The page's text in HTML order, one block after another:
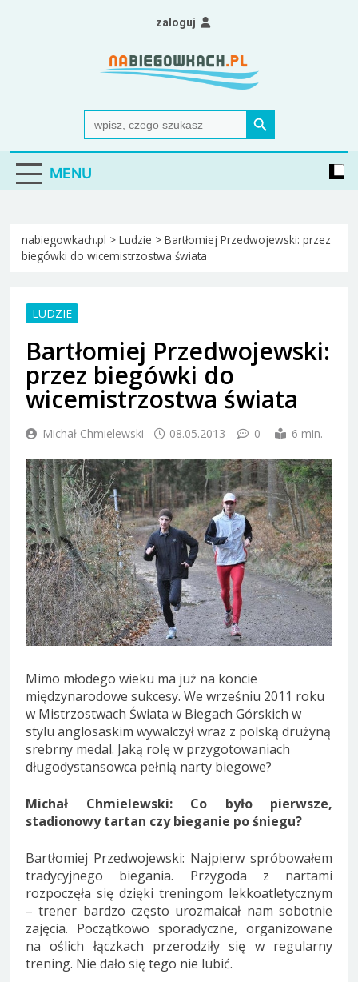
Nabiegowkach.pl
portal miłośników narciarstwa biegowego
Search
for:
Search Button
zaloguj
MENU
nabiegowkach.pl > Ludzie > Bartłomiej Przedwojewski: przez
biegówki do wicemistrzostwa świata
LUDZIE
Bartłomiej Przedwojewski:
przez biegówki do
wicemistrzostwa świata
Michał Chmielewski 08.05.2013 0 6 min.
Mimo młodego wieku ma już na koncie
międzynarodowe sukcesy. We wrześniu 2011 roku
w Mistrzostwach Świata w Biegach Górskich w
stylu anglosaskim wywalczył wraz z polską drużyną
srebrny medal. Jaką rolę w przygotowaniach
długodystansowca pełnią narty biegowe?
Michał Chmielewski: Co było pierwsze,
stadionowy tartan czy bieganie po śniegu?
Bartłomiej Przedwojewski: Najpierw spróbowałem
tradycyjnego biegania. Przygoda z nartami
rozpoczęła się dzięki treningom lekkoatletycznym
– trener bardzo często urozmaicał nam sobotnie
zajęcia. Początkowo sporadyczne, organizowane
na oślich łączkach przerodziły się w regularny
trening. Nie dało się tego nie lubić.